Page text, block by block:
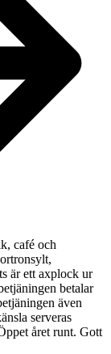
café och
är ett axplock ur
betalar
även
serveras
året runt. Gott